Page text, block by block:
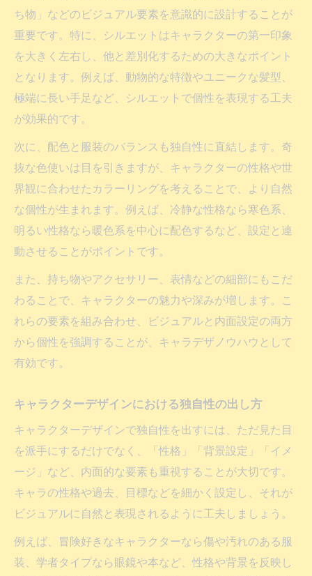
ち物」などのビジュアル要素を意識的に設計することが
重要です。特に、シルエットはキャラクターの第一印象
を大きく左右し、他と差別化するための大きなポイント
となります。例えば、動物的な特徴やユニークな髪型、
極端に長い手足など、シルエットで個性を表現する工夫
が効果的です。
次に、配色と服装のバランスも独自性に直結します。奇
抜な色使いは目を引きますが、キャラクターの性格や世
界観に合わせたカラーリングを考えることで、より自然
な個性が生まれます。例えば、冷静な性格なら寒色系、
明るい性格なら暖色系を中心に配色するなど、設定と連
動させることがポイントです。
また、持ち物やアクセサリー、表情などの細部にもこだ
わることで、キャラクターの魅力や深みが増します。こ
れらの要素を組み合わせ、ビジュアルと内面設定の両方
から個性を強調することが、キャラデザノウハウとして
有効です。
キャラクターデザインにおける独自性の出し方
キャラクターデザインで独自性を出すには、ただ見た目
を派手にするだけでなく、「性格」「背景設定」「イメ
ージ」など、内面的な要素も重視することが大切です。
キャラの性格や過去、目標などを細かく設定し、それが
ビジュアルに自然と表現されるように工夫しましょう。
例えば、冒険好きなキャラクターなら傷や汚れのある服
装、学者タイプなら眼鏡や本など、性格や背景を反映し